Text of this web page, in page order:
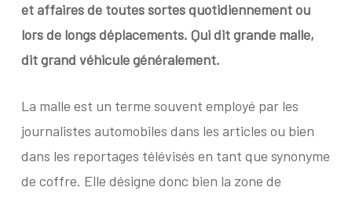
et affaires de toutes sortes quotidiennement ou
lors de longs déplacements. Qui dit grande malle,
dit grand véhicule généralement.
L a malle est un terme souvent employé par les
journalistes automobiles dans les articles ou bien
dans les reportages télévisés en tant que synonyme
de coffre. Elle désigne donc bien la zone de